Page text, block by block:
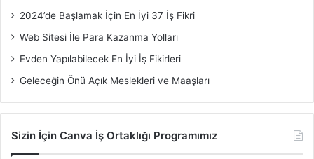
2024’de Başlamak İçin En İyi 37 İş Fikri
Web Sitesi İle Para Kazanma Yolları
Evden Yapılabilecek En İyi İş Fikirleri
Geleceğin Önü Açık Meslekleri ve Maaşları
Sizin İçin Canva İş Ortaklığı Programımız